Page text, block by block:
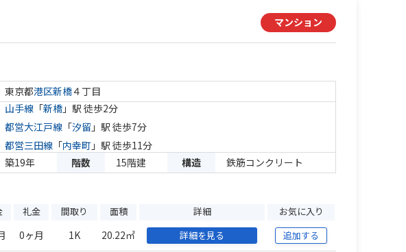
マンション
東京都港区新橋４丁目
山手線 「新橋 」駅 徒歩2分
都営大江戸線 「汐留 」駅 徒歩7分
都営三田線 「内幸町 」駅 徒歩11分
築19年 階数 15階建 構造 鉄筋コンクリート
礼金 間取り 面積 詳細 お気に入り
0ヶ月 1K 20.22㎡ 詳細を見る 追加する